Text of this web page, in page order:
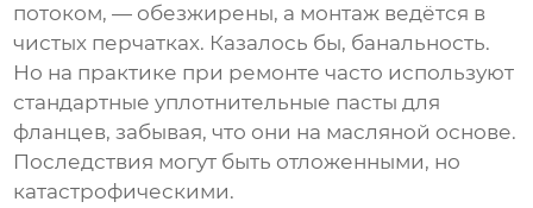
потоком, — обезжирены, а монтаж ведётся в
чистых перчатках. Казалось бы, банальность.
Но на практике при ремонте часто используют
стандартные уплотнительные пасты для
фланцев, забывая, что они на масляной основе.
Последствия могут быть отложенными, но
катастрофическими.